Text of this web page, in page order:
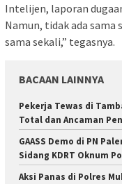
Intelijen, laporan
Namun, tidak ada sama
sama sekali,” tegasnya.
BACAAN LAINNYA
Pekerja Tewas di
Total dan Ancaman
GAASS Demo di PN
Sidang KDRT Oknum
Aksi Panas di Polres